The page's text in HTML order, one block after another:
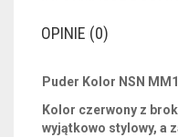
OPINIE (0)
Puder Kolor NSN
Kolor czerwony z
wyjątkowo stylowy, a